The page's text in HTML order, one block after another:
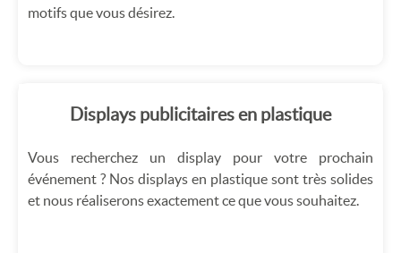
motifs que vous désirez.
Displays publicitaires en plastique
Vous recherchez un display pour votre prochain
événement ? Nos displays en plastique sont très solides
et nous réaliserons exactement ce que vous souhaitez.